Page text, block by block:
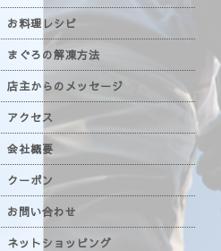
お料理レシピ
まぐろの解凍方法
店主からのメッセージ
アクセス
会社概要
クーポン
お問い合わせ
ネットショッピング